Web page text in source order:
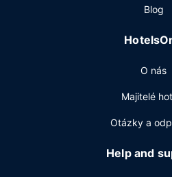
Hostům jsou k dispozici
Blog
O nás
Majitelé
Otázky a
Help and